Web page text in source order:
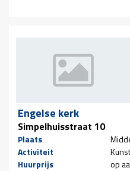
Engelse kerk
Simpelhuisstraat 10
Plaats
Activiteit
Huurprijs
op